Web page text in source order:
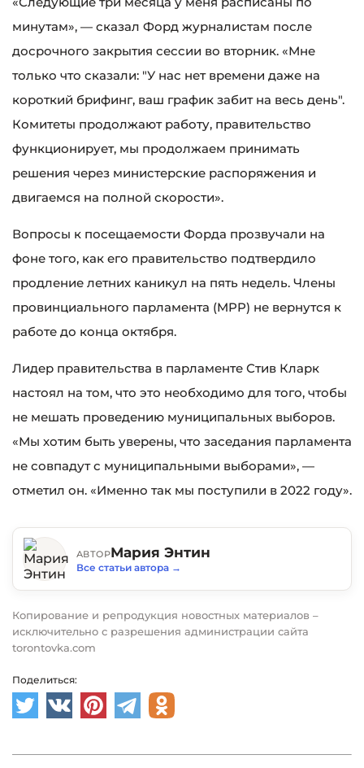
минутам», — сказал Форд журналистам после
досрочного закрытия сессии во вторник. «Мне
только что сказали: "У нас нет времени даже на
короткий брифинг, ваш график забит на весь день".
Комитеты продолжают работу, правительство
функционирует, мы продолжаем принимать
решения через министерские распоряжения и
двигаемся на полной скорости».
Вопросы к посещаемости Форда прозвучали на
фоне того, как его правительство подтвердило
продление летних каникул на пять недель. Члены
провинциального парламента (MPP) не вернутся к
работе до конца октября.
Лидер правительства в парламенте Стив Кларк
настоял на том, что это необходимо для того, чтобы
не мешать проведению муниципальных выборов.
«Мы хотим быть уверены, что заседания парламента
не совпадут с муниципальными выборами», —
отметил он. «Именно так мы поступили в 2022 году».
АВТОРМария Энтин
Все статьи автора →
Копирование и репродукция новостных материалов –
исключительно с разрешения администрации сайта
torontovka.com
Поделиться: